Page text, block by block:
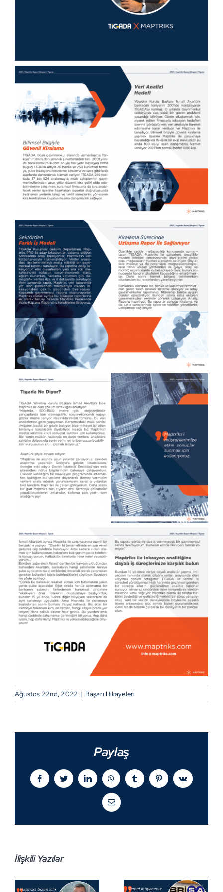
Ağustos 22nd, 2022 | Başarı Hikayeleri
Paylaş
FacebookTwitterLinkedInWhatsAppTumblrPinterestVk
E-
posta
İlişkili Yazılar